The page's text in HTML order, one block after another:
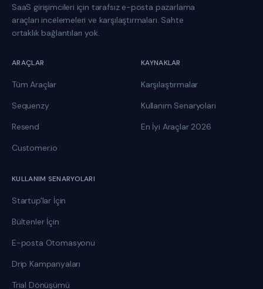
SaaS girişimcileri için tarafsız e-posta pazarlama
araçları incelemeleri ve karşılaştırmaları. Sahte
ortaklık bağlantıları yok.
ARAÇLAR
Tüm Araçlar
Sequenzy
Resend
Customer.io
KAYNAKLAR
Karşılaştırmalar
Kullanım Senaryoları
En İyi Araçlar 2026
KULLANIM SENARYOLARI
Startup'lar İçin
Bültenler İçin
E-posta Otomasyonu
Drip Kampanyaları
Trial Dönüşümü